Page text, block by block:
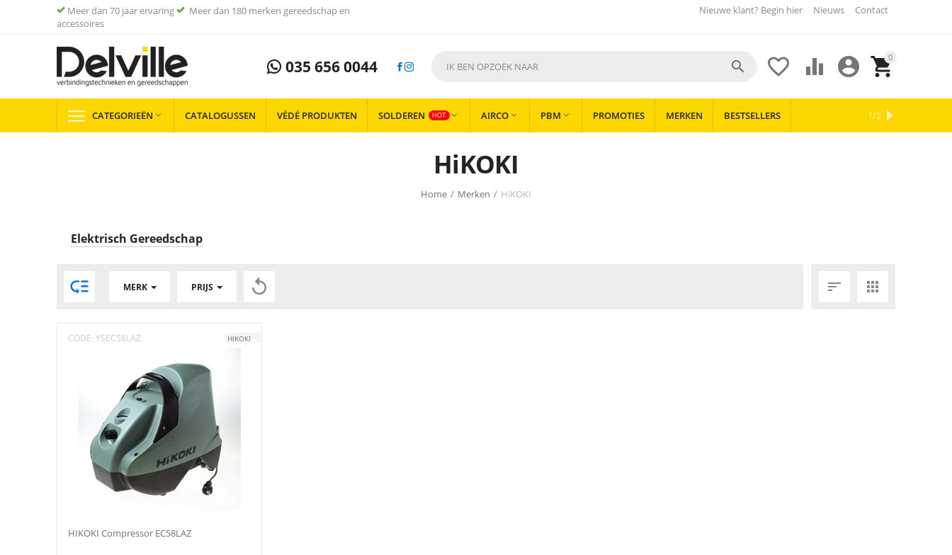
Meer dan 70 jaar ervaring
Meer dan 180 merken gereedschap en
accessoires
Nieuwe klant? Begin hier Nieuws Contact
035 656 0044 0


 

CATEGORIEËN  CATALOGUSSEN VÉDÉ PRODUKTEN SOLDEREN HOT  AIRCO  PBM  PROMOTIES MERKEN BESTSELLERS 1/2
HiKOKI
Home / Merken / HiKOKI
Elektrisch Gereedschap
 MERK PRIJS   
CODE: YSEC58LAZ HIKOKI
HIKOKI Compressor EC58LAZ